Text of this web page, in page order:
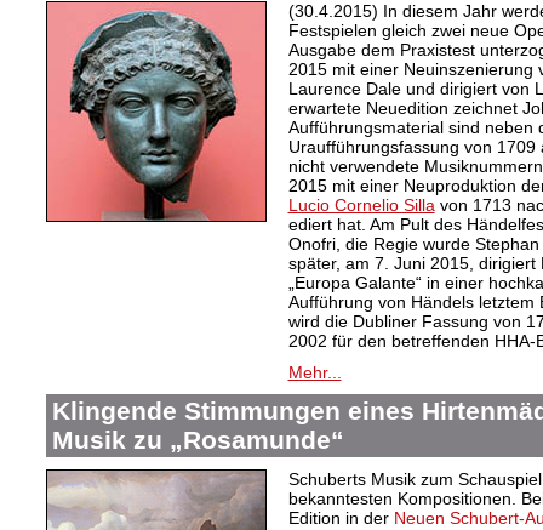
(30.4.2015) In diesem Jahr
Festspielen gleich zwei neue
Ausgabe dem Praxistest
2015 mit einer Neuinszenierung
Laurence Dale und dirigiert von
erwartete Neuedition zeichnet
Aufführungsmaterial sind neben
Uraufführungsfassung von
nicht verwendete
2015 mit einer Neuproduktion
Lucio Cornelio Silla von 1713
ediert hat. Am Pult des
Onofri, die Regie wurde
später, am 7. Juni 2015, dirigiert
„Europa Galante“ in einer
Aufführung von Händels letztem
wird die Dubliner Fassung von
2002 für den betreffenden HHA-
Mehr...
Klingende Stimmungen eines
Musik zu „Rosamunde“
Schuberts Musik zum
bekanntesten Kompositionen.
Edition in derNeuen Schubert-